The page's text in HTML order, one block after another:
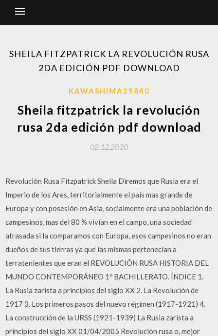
SHEILA FITZPATRICK LA REVOLUCIÓN RUSA
2DA EDICIÓN PDF DOWNLOAD
KAWASHIMA29840
Sheila fitzpatrick la revolución
rusa 2da edición pdf download
02.12.2020
Revolución Rusa Fitzpatrick Sheila Diremos que Rusia era el
Imperio de los Ares, territorialmente el país mas grande de
Europa y con posesión en Asia, socialmente era una población de
campesinos, mas del 80 % vivían en el campo, una sociedad
atrasada si la comparamos con Europa, esos campesinos no eran
dueños de sus tierras ya que las mismas pertenecían a
terratenientes que eran el REVOLUCIÓN RUSA HISTORIA DEL
MUNDO CONTEMPORÁNEO 1º BACHILLERATO. ÍNDICE 1.
La Rusia zarista a principios del siglo XX 2. La Revolución de
1917 3. Los primeros pasos del nuevo régimen (1917-1921) 4.
La construcción de la URSS (1921-1939) La Rusia zarista a
principios del siglo XX 01/04/2005 Revolución rusa o, mejor